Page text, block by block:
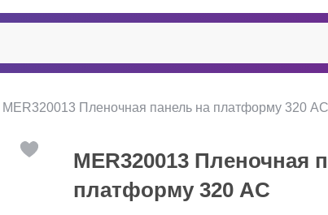
MER320013 Пленочная панель на платформу 320 AC
MER320013 Пленочная
платформу 320 AC